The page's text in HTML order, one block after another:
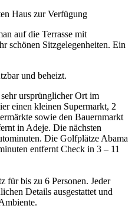
Haus zur Verfügung
auf die Terrasse mit
schönen Sitzgelegenheiten. Ein
und beheizt.
ursprünglicher Ort im
einen kleinen Supermarkt, 2
sowie den Bauernmarkt
in Adeje. Die nächsten
Die Golfplätze Abama
entfernt Check in 3 – 11
für bis zu 6 Personen. Jeder
Details ausgestattet und